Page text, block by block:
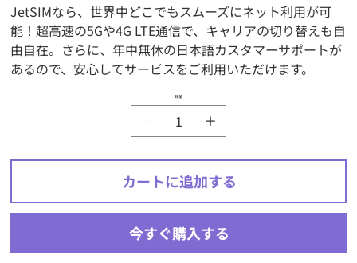
JetSIMなら、世界中どこでもスムーズにネット利用が可
能！超高速の5Gや4G LTE通信で、キャリアの切り替えも自
由自在。さらに、年中無休の日本語カスタマーサポートが
あるので、安心してサービスをご利用いただけます。
数量
カートに追加する
今すぐ購入する